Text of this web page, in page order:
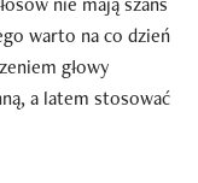
warto na co dzień
głowy
a latem stosować